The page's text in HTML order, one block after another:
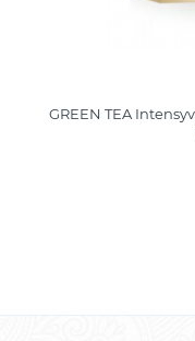
GREEN TEA